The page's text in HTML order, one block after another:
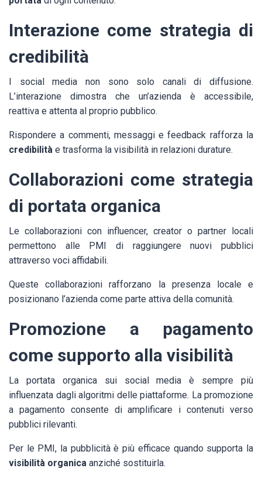
Interazione come strategia di
credibilità
I social media non sono solo canali di diffusione.
L’interazione dimostra che un’azienda è accessibile,
reattiva e attenta al proprio pubblico.
Rispondere a commenti, messaggi e feedback rafforza la
credibilità e trasforma la visibilità in relazioni durature.
Collaborazioni come strategia
di portata organica
Le collaborazioni con influencer, creator o partner locali
permettono alle PMI di raggiungere nuovi pubblici
attraverso voci affidabili.
Queste collaborazioni rafforzano la presenza locale e
posizionano l’azienda come parte attiva della comunità.
Promozione a pagamento
come supporto alla visibilità
La portata organica sui social media è sempre più
influenzata dagli algoritmi delle piattaforme. La promozione
a pagamento consente di amplificare i contenuti verso
pubblici rilevanti.
Per le PMI, la pubblicità è più efficace quando supporta la
visibilità organica anziché sostituirla.